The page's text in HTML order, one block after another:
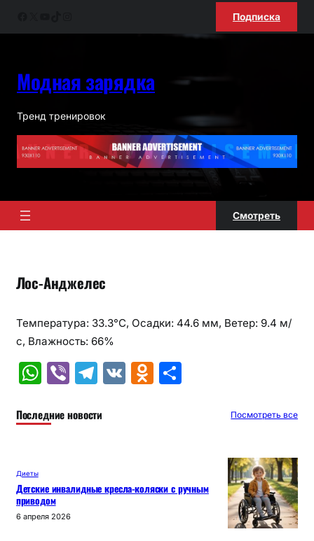
Подписка
Модная зарядка
Тренд тренировок
Смотреть
Лос-Анджелес
Температура: 33.3°C, Осадки: 44.6 мм, Ветер: 9.4 м/
с, Влажность: 66%
W
at
p
p
Vi
er
T
e
m
V O
a
О
в
Последние новости Посмотреть все
Диеты
Детские инвалидные кресла-коляски с ручным
приводом
6 апреля 2026